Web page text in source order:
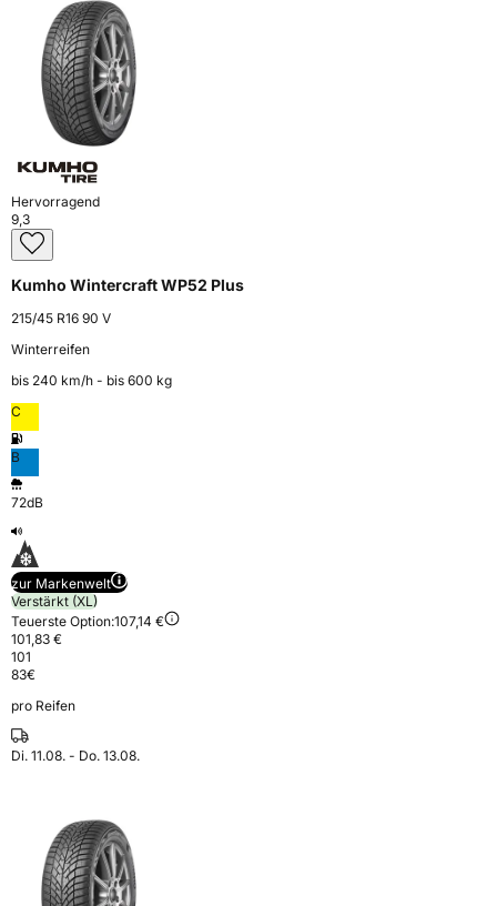
Hervorragend
9,3
Kumho Wintercraft WP52 Plus
215/45 R16 90 V
Winterreifen
bis 240 km⁠/⁠h - bis 600 kg
C
B
72dB
zur Markenwelt
Verstärkt (XL)
Teuerste Option:107,14 €
101,83 €
101
83€
pro Reifen
Di. 11.08. - Do. 13.08.